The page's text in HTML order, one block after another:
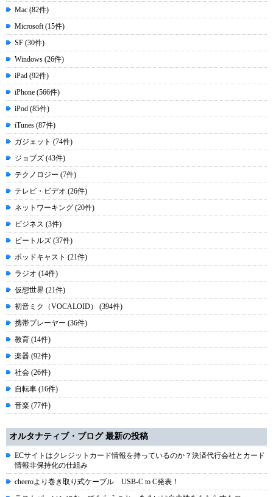
Mac (82件)
Microsoft (15件)
SF (30件)
Windows (26件)
iPad (92件)
iPhone (566件)
iPod (85件)
iTunes (87件)
ガジェット (74件)
ジョブズ (43件)
テクノロジー (7件)
テレビ・ビデオ (26件)
ネットワーキング (20件)
ビジネス (3件)
ビートルズ (37件)
ポッドキャスト (21件)
ラジオ (14件)
仮想世界 (21件)
初音ミク（VOCALOID） (394件)
携帯プレーヤー (36件)
教育 (14件)
楽器 (92件)
社会 (26件)
自転車 (16件)
音楽 (77件)
オルタナティブ・ブログ 最新の投稿
ECサイトはクレジットカード情報を持っているのか？決済代行会社とカード
情報非保持化の仕組み
cheeroより巻き取り式ケーブル USB-C to C発表！